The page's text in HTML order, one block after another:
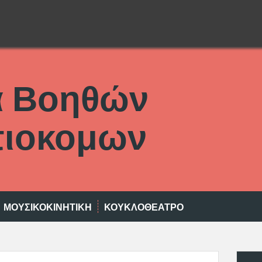
Βοηθών
ΜΟΥΣΙΚΟΚΙΝΗΤΙΚΉ ΚΟΥΚΛΟΘΈΑΤΡΟ